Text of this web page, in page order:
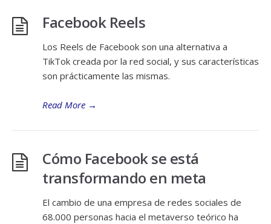
Facebook Reels
Los Reels de Facebook son una alternativa a
TikTok creada por la red social, y sus características
son prácticamente las mismas.
Read More →
Cómo Facebook se está
transformando en meta
El cambio de una empresa de redes sociales de
68.000 personas hacia el metaverso teórico ha